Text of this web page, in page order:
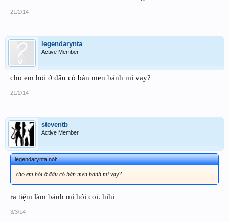
21/2/14
legendarynta
Active Member
cho em hỏi ở đâu có bán men bánh mì vay?
21/2/14
steventb
Active Member
legendarynta nói:↑
cho em hỏi ở đâu có bán men bánh mì vay?
ra tiệm làm bánh mì hỏi coi. hihi
3/3/14